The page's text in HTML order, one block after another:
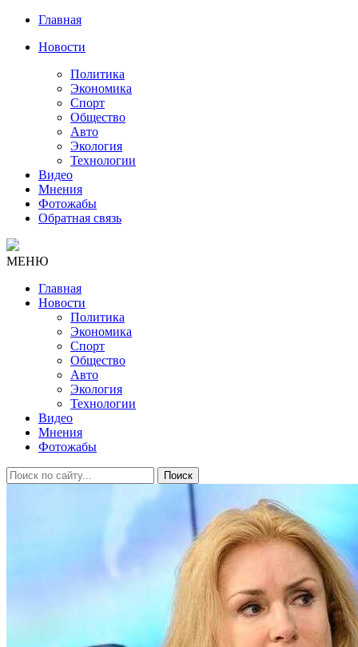
Главная
Новости
Политика
Экономика
Спорт
Общество
Авто
Экология
Технологии
Видео
Мнения
Фотожабы
Обратная связь
МЕНЮ
Главная
Новости
Политика
Экономика
Спорт
Общество
Авто
Экология
Технологии
Видео
Мнения
Фотожабы
Поиск